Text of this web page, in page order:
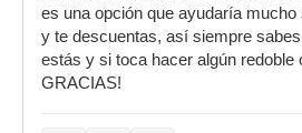
es una opción que ayudaría
y te descuentas, así siempre
estás y si toca hacer algún
GRACIAS!